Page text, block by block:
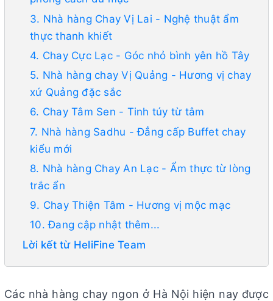
3. Nhà hàng Chay Vị Lai - Nghệ thuật ẩm
thực thanh khiết
4. Chay Cực Lạc - Góc nhỏ bình yên hồ Tây
5. Nhà hàng chay Vị Quảng - Hương vị chay
xứ Quảng đặc sắc
6. Chay Tâm Sen - Tinh túy từ tâm
7. Nhà hàng Sadhu - Đẳng cấp Buffet chay
kiểu mới
8. Nhà hàng Chay An Lạc - Ẩm thực từ lòng
trắc ẩn
9. Chay Thiện Tâm - Hương vị mộc mạc
10. Đang cập nhật thêm...
Lời kết từ HeliFine Team
Các nhà hàng chay ngon ở Hà Nội hiện nay được